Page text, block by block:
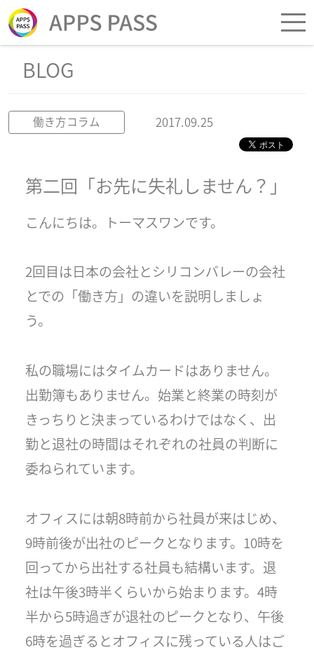
BLOG
働き方コラム 2017.09.25
第二回「お先に失礼しません？」
こんにちは。トーマスワンです。
2回目は日本の会社とシリコンバレーの会社
とでの「働き方」の違いを説明しましょ
う。
私の職場にはタイムカードはありません。
出勤簿もありません。始業と終業の時刻が
きっちりと決まっているわけではなく、出
勤と退社の時間はそれぞれの社員の判断に
委ねられています。
オフィスには朝8時前から社員が来はじめ、
9時前後が出社のピークとなります。10時を
回ってから出社する社員も結構います。退
社は午後3時半くらいから始まります。4時
半から5時過ぎが退社のピークとなり、午後
6時を過ぎるとオフィスに残っている人はご